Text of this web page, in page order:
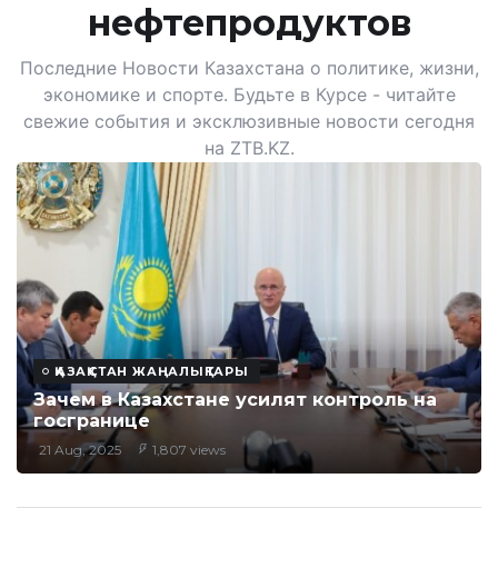
нефтепродуктов
Последние Новости Казахстана о политике, жизни,
экономике и спорте. Будьте в Курсе - читайте
свежие события и эксклюзивные новости сегодня
на ZTB.KZ.
ҚАЗАҚСТАН ЖАҢАЛЫҚТАРЫ
Зачем в Казахстане усилят контроль на
госгранице
21 Aug, 2025 1,807 views